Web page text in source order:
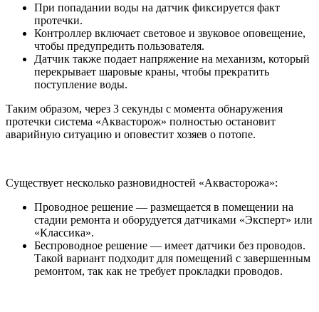
При попадании воды на датчик фиксируется факт
протечки.
Контроллер включает световое и звуковое оповещение,
чтобы предупредить пользователя.
Датчик также подает напряжение на механизм, который
перекрывает шаровые краны, чтобы прекратить
поступление воды.
Таким образом, через 3 секунды с момента обнаружения
протечки система «Аквасторож» полностью остановит
аварийную ситуацию и оповестит хозяев о потопе.
Существует несколько разновидностей «Аквасторожа»:
Проводное решение — размещается в помещении на
стадии ремонта и оборудуется датчиками «Эксперт» или
«Классика».
Беспроводное решение — имеет датчики без проводов.
Такой вариант подходит для помещений с завершенным
ремонтом, так как не требует прокладки проводов.